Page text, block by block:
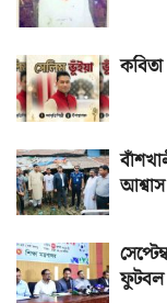
ফুটবল